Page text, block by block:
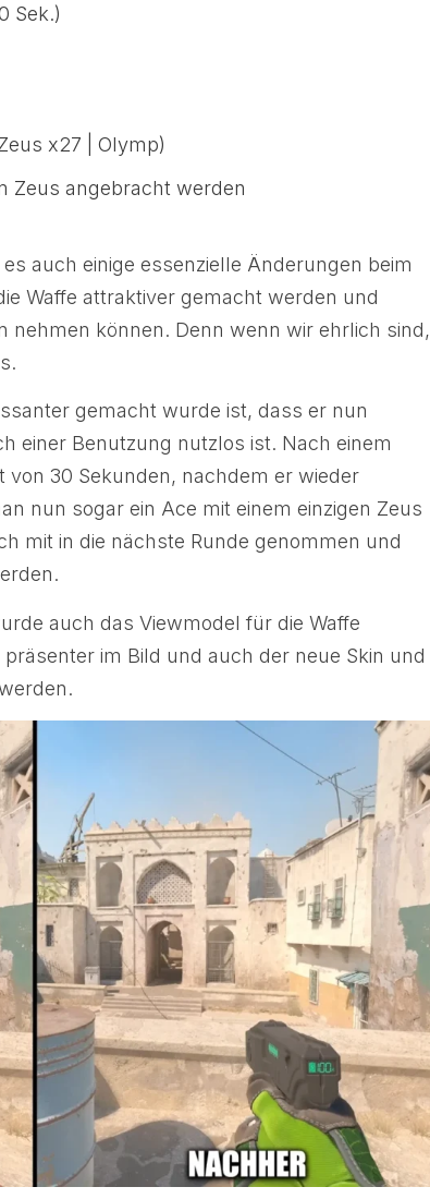
Sek.)
x27 | Olymp)
Zeus angebracht werden
auch einige essenzielle Änderungen beim
Waffe attraktiver gemacht werden und
nehmen können. Denn wenn wir ehrlich sind,
gemacht wurde ist, dass er nun
einer Benutzung nutzlos ist. Nach einem
von 30 Sekunden, nachdem er wieder
nun sogar ein Ace mit einem einzigen Zeus
mit in die nächste Runde genommen und
auch das Viewmodel für die Waffe
im Bild und auch der neue Skin und